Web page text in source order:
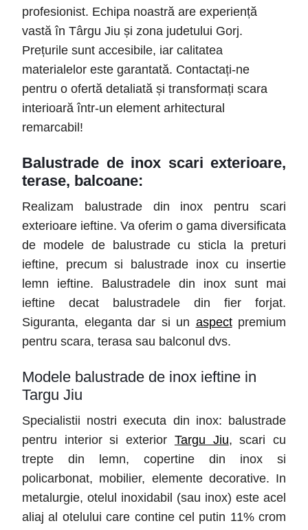
profesionist. Echipa noastră are experiență
vastă în Târgu Jiu și zona judetului Gorj.
Prețurile sunt accesibile, iar calitatea
materialelor este garantată. Contactați-ne
pentru o ofertă detaliată și transformați scara
interioară într-un element arhitectural
remarcabil!
Balustrade de inox scari exterioare,
terase, balcoane:
Realizam balustrade din inox pentru scari
exterioare ieftine. Va oferim o gama diversificata
de modele de balustrade cu sticla la preturi
ieftine, precum si balustrade inox cu insertie
lemn ieftine. Balustradele din inox sunt mai
ieftine decat balustradele din fier forjat.
Siguranta, eleganta dar si un aspectpremium
pentru scara, terasa sau balconul dvs.
Modele balustrade de inox ieftine in
Targu Jiu
Specialistii nostri executa din inox: balustrade
pentru interior si exterior Targu Jiu, scari cu
trepte din lemn, copertine din inox si
policarbonat, mobilier, elemente decorative. In
metalurgie, otelul inoxidabil (sau inox) este acel
aliaj al otelului care contine cel putin 11% crom